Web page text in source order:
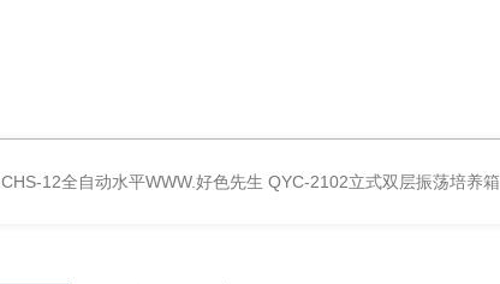
CHS-12全自动水平WWW.好色先生 QYC-2102立式双层振荡培养箱